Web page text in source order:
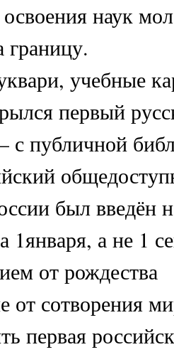
освоения наук
границу.
учебные
первый
с публичной
был введён
1января, а не 1
от рождества
от сотворения
первая